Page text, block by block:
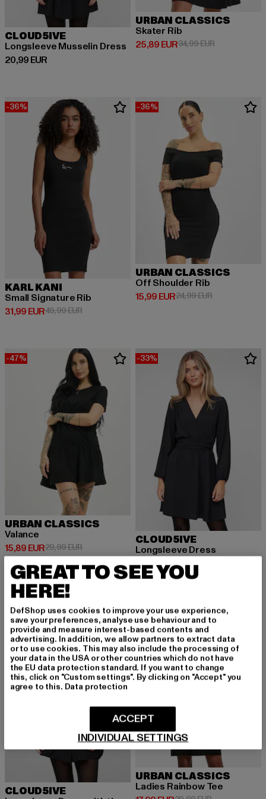
CLOUD5IVE
Longsleeve Musselin Dress
20,99 EUR
Derzeitiger Preis: 20,99 EUR
URBAN CLASSICS
Skater Rib
25,89 EUR
Derzeitiger Preis: 25,89 EUR
34,99 EURAktionspreis:
-36%
KARL KANI
Small Signature Rib
31,99 EUR
Derzeitiger Preis: 31,99 EUR
49,99 EURAktionspreis: 49,99 EUR
-36%
URBAN CLASSICS
Off Shoulder Rib
15,99 EUR
Derzeitiger Preis: 15,99 EUR
24,99 EURAktionspreis:
-47%
URBAN CLASSICS
Valance
15,89 EUR
Derzeitiger Preis: 15,89 EUR
29,99 EURAktionspreis: 29,99 EUR
-33%
CLOUD5IVE
Longsleeve Dress
26,79 EUR
Derzeitiger Preis: 26,79 EUR
39,99 EUR
NEU
CLOUD5IVE
-40%
URBAN CLASSICS
Ladies Rainbow Tee
GREAT TO SEE YOU
HERE!
DefShop uses cookies to improve your use experience,
save your preferences, analyse use behaviour and to
provide and measure interest-based contents and
advertising. In addition, we allow partners to extract data
or to use cookies. This may also include the processing of
your data in the USA or other countries which do not have
the EU data protection standard. If you want to change
this, click on "Custom settings". By clicking on "Accept" you
agree to this. Data protection
INDIVIDUAL SETTINGS
ACCEPT